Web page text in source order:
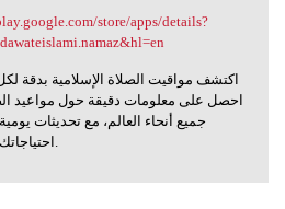
store
store/apps/details?
اكتشف مواقيت الصلاة الإسلامية بدقة
احصل على معلومات دقيقة حول مواعيد
جميع أنحاء العالم، مع تحديثات
احتياجاتك الروحية.